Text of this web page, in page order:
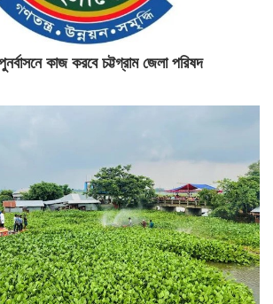
কাজ করবে চট্টগ্রাম জেলা পরিষদ